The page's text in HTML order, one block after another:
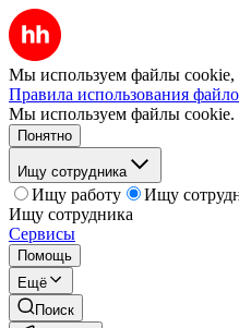
Мы используем файлы cookie,
Правила использования
Мы используем файлы cookie.
Понятно
Ищу сотрудника
Ищу работу
Ищу
Ищу сотрудника
Сервисы
Помощь
Ещё
Поиск